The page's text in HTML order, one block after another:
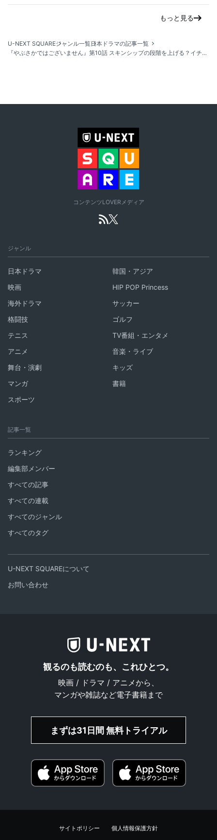
もっと見る
U-NEXT SQUAREジャンル一覧日本ドラマの記事一覧
『やぶさかではございません』第10話 スキンシップの段階を上げる？イチャイチャ度に耐えられるか視聴者の心臓が試されている
コンテンツLOVERメディア
ジャンル
日本ドラマ
韓国・アジア
映画
HIP POP Princess
海外ドラマ
サッカー
格闘技
ゴルフ
テニス
TV番組・エンタメ
アニメ
音楽・ライブ
舞台・演劇
キッズ
マンガ
書籍
スポーツ
記事一覧
ランキング
編集部メンバー
すべての記事
すべての連載
すべてのジャンル
すべてのタグ
U-NEXT SQUAREについて
お問い合わせ
観るのも読むのも、これひとつ。
映画 / ドラマ / アニメから、
マンガや雑誌など電子書籍まで
まずは31日間 無料トライアル
サイトポリシー 個人情報保護方針